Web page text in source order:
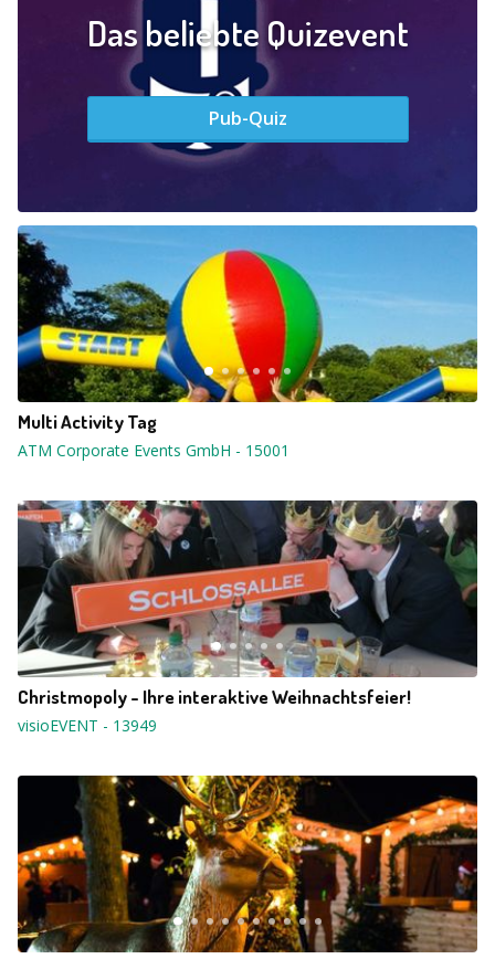
Das beliebte Quizevent
Pub-Quiz
Multi Activity Tag
ATM Corporate Events GmbH - 15001
Christmopoly - Ihre interaktive Weihnachtsfeier!
visioEVENT - 13949